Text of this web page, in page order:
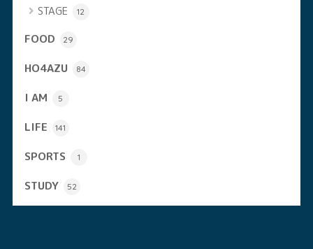
STAGE 12
FOOD 29
HO4AZU 84
I AM 5
LIFE 141
SPORTS 1
STUDY 52